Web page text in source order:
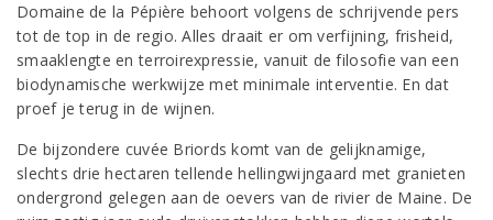
Domaine de la Pépière behoort volgens de schrijvende pers
tot de top in de regio. Alles draait er om verfijning, frisheid,
smaaklengte en terroirexpressie, vanuit de filosofie van een
biodynamische werkwijze met minimale interventie. En dat
proef je terug in de wijnen.
De bijzondere cuvée Briords komt van de gelijknamige,
slechts drie hectaren tellende hellingwijngaard met granieten
ondergrond gelegen aan de oevers van de rivier de Maine. De